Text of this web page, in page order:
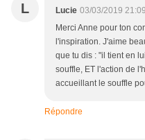
L Lucie 03/03/2019 21:09
Merci Anne pour ton
l'inspiration. J'aime
que tu dis : "il tient en
souffle, ET l'action de
accueillant le souffle
Répondre